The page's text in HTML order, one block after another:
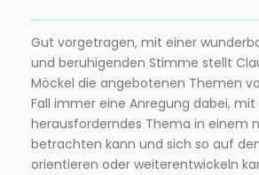
Gut vorgetragen, mit einer
und beruhigenden Stimme stellt
Möckel die angebotenen Themen
Fall immer eine Anregung dabei,
herausforderndes Thema in einem
betrachten kann und sich so auf
orientieren oder weiterentwickeln